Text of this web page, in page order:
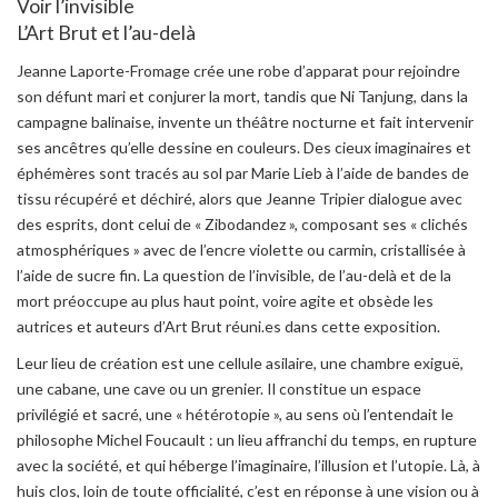
Voir l’invisible
L’Art Brut et l’au-delà
Jeanne Laporte-Fromage crée une robe d’apparat pour rejoindre
son défunt mari et conjurer la mort, tandis que Ni Tanjung, dans la
campagne balinaise, invente un théâtre nocturne et fait intervenir
ses ancêtres qu’elle dessine en couleurs. Des cieux imaginaires et
éphémères sont tracés au sol par Marie Lieb à l’aide de bandes de
tissu récupéré et déchiré, alors que Jeanne Tripier dialogue avec
des esprits, dont celui de « Zibodandez », composant ses « clichés
atmosphériques » avec de l’encre violette ou carmin, cristallisée à
l’aide de sucre fin. La question de l’invisible, de l’au-delà et de la
mort préoccupe au plus haut point, voire agite et obsède les
autrices et auteurs d’Art Brut réuni.es dans cette exposition.
Leur lieu de création est une cellule asilaire, une chambre exiguë,
une cabane, une cave ou un grenier. Il constitue un espace
privilégié et sacré, une « hétérotopie », au sens où l’entendait le
philosophe Michel Foucault : un lieu affranchi du temps, en rupture
avec la société, et qui héberge l’imaginaire, l’illusion et l’utopie. Là, à
huis clos, loin de toute officialité, c’est en réponse à une vision ou à